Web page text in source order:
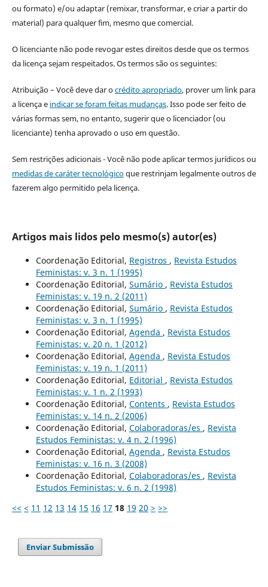
ou formato) e/ou adaptar (remixar, transformar, e criar a partir do
material) para qualquer fim, mesmo que comercial.
O licenciante não pode revogar estes direitos desde que os termos
da licença sejam respeitados. Os termos são os seguintes:
Atribuição – Você deve dar ocrédito apropriado, prover um link para
a licença e indicar se foram feitas mudanças. Isso pode ser feito de
várias formas sem, no entanto, sugerir que o licenciador (ou
licenciante) tenha aprovado o uso em questão.
Sem restrições adicionais - Você não pode aplicar termos jurídicos ou
medidas de caráter tecnológicoque restrinjam legalmente outros de
fazerem algo permitido pela licença.
Artigos mais lidos pelo mesmo(s) autor(es)
Coordenação Editorial, Registros , Revista Estudos
Feministas: v. 3 n. 1 (1995)
Coordenação Editorial, Sumário , Revista Estudos
Feministas: v. 19 n. 2 (2011)
Coordenação Editorial, Sumário , Revista Estudos
Feministas: v. 3 n. 1 (1995)
Coordenação Editorial, Agenda , Revista Estudos
Feministas: v. 20 n. 1 (2012)
Coordenação Editorial, Agenda , Revista Estudos
Feministas: v. 19 n. 1 (2011)
Coordenação Editorial, Editorial , Revista Estudos
Feministas: v. 1 n. 2 (1993)
Coordenação Editorial, Contents , Revista Estudos
Feministas: v. 14 n. 2 (2006)
Coordenação Editorial, Colaboradoras/es , Revista
Estudos Feministas: v. 4 n. 2 (1996)
Coordenação Editorial, Agenda , Revista Estudos
Feministas: v. 16 n. 3 (2008)
Coordenação Editorial, Colaboradoras/es , Revista
Estudos Feministas: v. 6 n. 2 (1998)
<< < 11 12 13 14 15 16 17 18 19 20 > >>
Enviar Submissão